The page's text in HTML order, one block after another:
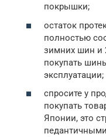
покрышки;
остаток
полностью
зимних шин и
покупать
эксплуатации;
спросите у
покупать
Японии, это